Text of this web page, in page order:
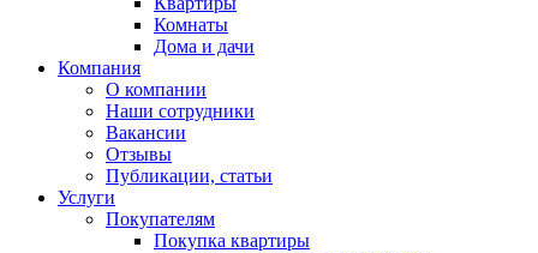
Комнаты
Дома и дачи
Компания
О компании
Наши сотрудники
Вакансии
Отзывы
Публикации, статьи
Услуги
Покупателям
Покупка квартиры